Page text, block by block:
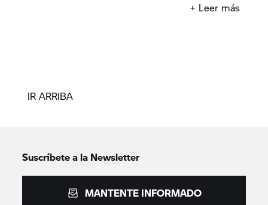
+ Leer más
IR ARRIBA
Suscríbete a la Newsletter
MANTENTE INFORMADO